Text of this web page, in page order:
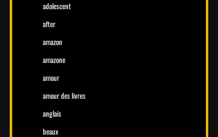
adolescent
after
amazon
amazone
amour
amour des livres
anglais
beaux